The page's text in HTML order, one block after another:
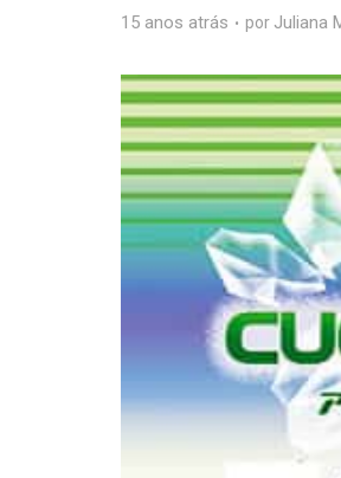
15 anos atrás por Juliana